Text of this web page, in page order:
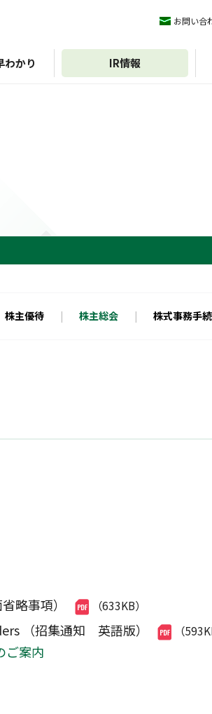
株主優待 株主総会 株式事務手
略事項） （633KB）
（招集通知 英語版） （
ご案内
お問い合
わかり
配当
定款・株式取扱規則
IR情報